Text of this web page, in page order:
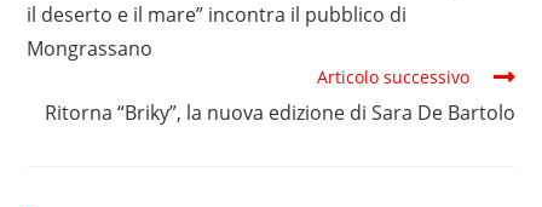
il deserto e il mare” incontra il pubblico di
Mongrassano
Articolo successivo
Ritorna “Briky”, la nuova edizione di Sara De Bartolo